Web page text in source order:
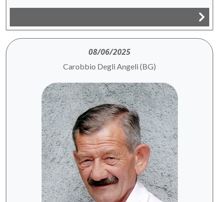
08/06/2025
Carobbio Degli Angeli (BG)